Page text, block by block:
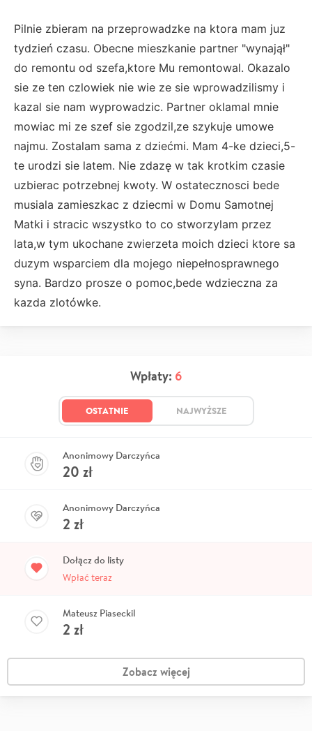
Pilnie zbieram na przeprowadzke na ktora mam juz
tydzień czasu. Obecne mieszkanie partner "wynajął"
do remontu od szefa,ktore Mu remontowal. Okazalo
sie ze ten czlowiek nie wie ze sie wprowadzilismy i
kazal sie nam wyprowadzic. Partner oklamal mnie
mowiac mi ze szef sie zgodzil,ze szykuje umowe
najmu. Zostalam sama z dziećmi. Mam 4-ke dzieci,5-
te urodzi sie latem. Nie zdazę w tak krotkim czasie
uzbierac potrzebnej kwoty. W ostatecznosci bede
musiala zamieszkac z dziecmi w Domu Samotnej
Matki i stracic wszystko to co stworzylam przez
lata,w tym ukochane zwierzeta moich dzieci ktore sa
duzym wsparciem dla mojego niepełnosprawnego
syna. Bardzo prosze o pomoc,bede wdzieczna za
kazda zlotówke.
Wpłaty: 6
OSTATNIE NAJWYŻSZE
Anonimowy Darczyńca
20 zł
Anonimowy Darczyńca
2 zł
Dołącz do listy
Wpłać teraz
Mateusz Piaseckil
2 zł
Zobacz więcej